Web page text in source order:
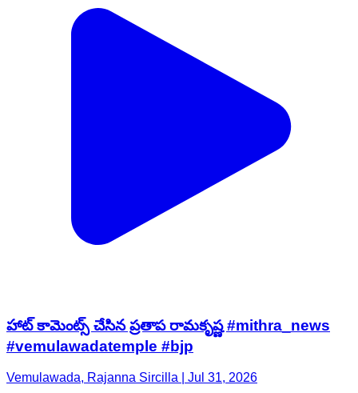
హాట్ కామెంట్స్ చేసిన ప్రతాప రామకృష్ణ #mithra_news
#vemulawadatemple #bjp
Vemulawada, Rajanna Sircilla | Jul 31, 2026